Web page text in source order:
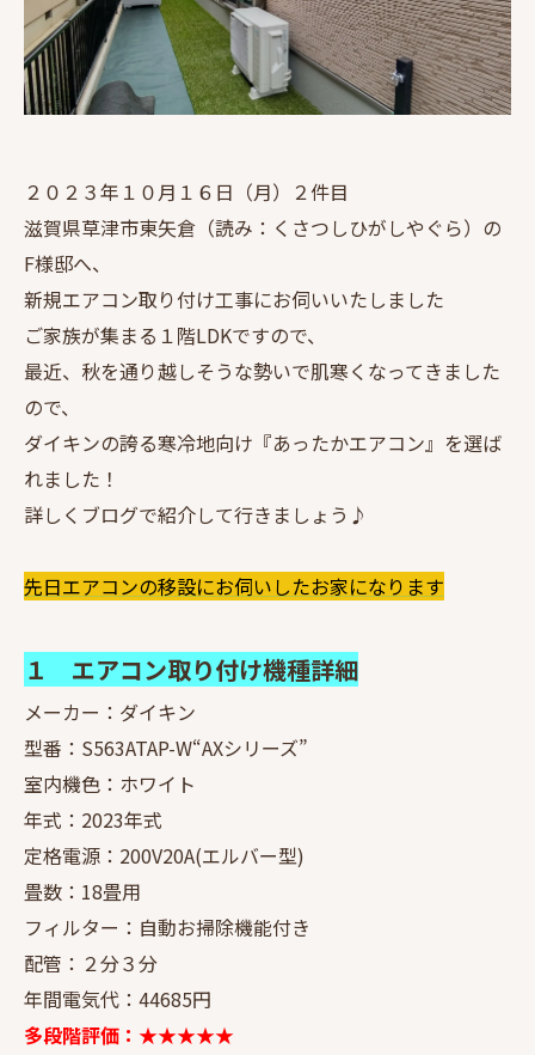
２０２３年１０月１６日（月）２件目
滋賀県草津市東矢倉（読み：くさつしひがしやぐら）の
F様邸へ、
新規エアコン取り付け工事にお伺いいたしました
ご家族が集まる１階LDKですので、
最近、秋を通り越しそうな勢いで肌寒くなってきました
ので、
ダイキンの誇る寒冷地向け『あったかエアコン』を選ば
れました！
詳しくブログで紹介して行きましょう♪
先日エアコンの移設にお伺いしたお家になります
１ エアコン取り付け機種詳細
メーカー：ダイキン
型番：S563ATAP-W“AXシリーズ”
室内機色：ホワイト
年式：2023年式
定格電源：200V20A(エルバー型)
畳数：18畳用
フィルター：自動お掃除機能付き
配管：２分３分
年間電気代：44685円
多段階評価：★★★★★